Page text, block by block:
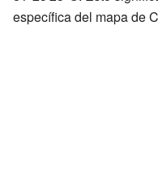
específica del mapa de